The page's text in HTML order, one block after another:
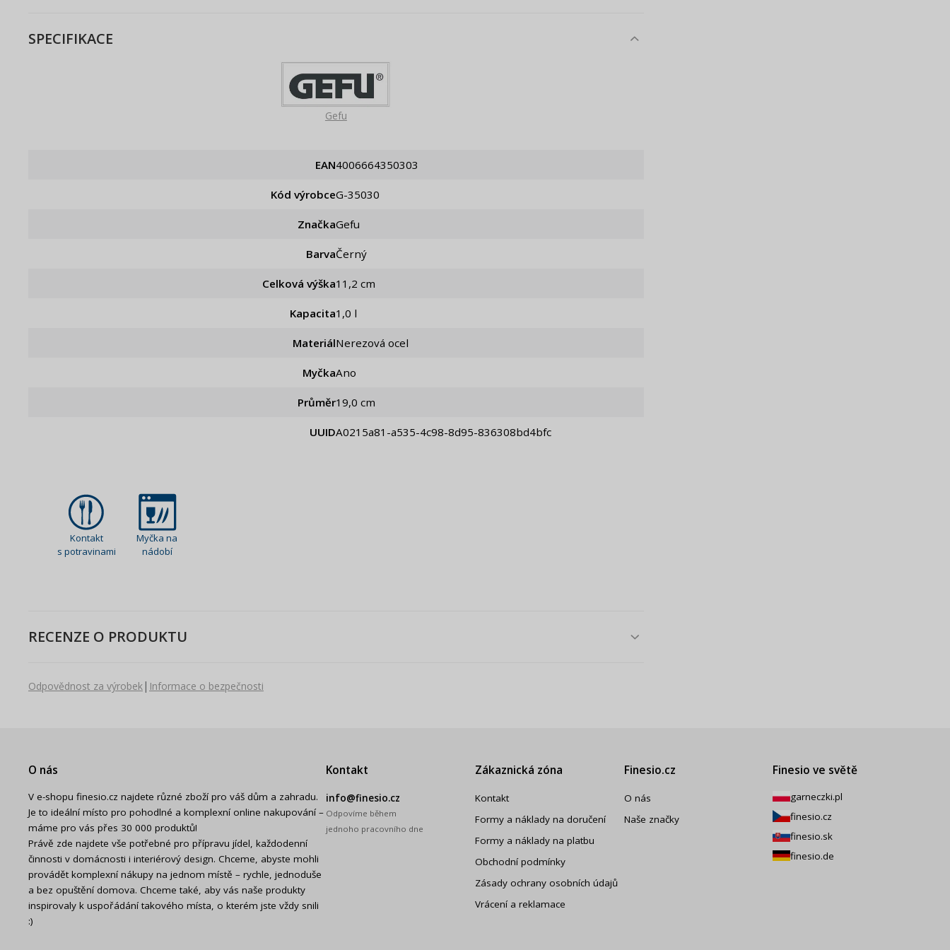
SPECIFIKACE
Gefu
EAN 4006664350303
Kód výrobce g-35030
Značka Gefu
Barva Černý
Celková výška 11,2 cm
Kapacita 1,0 l
Materiál Nerezová ocel
Myčka Ano
Průměr 19,0 cm
UUID a0215a81-a535-4c98-8d95-836308bd4bfc
Kontakt
s potravinami
Myčka na
nádobí
RECENZE O PRODUKTU
Odpovědnost za výrobek| Informace o bezpečnosti
O nás
V e-shopu finesio.cz najdete různé zboží pro váš dům a zahradu.
Je to ideální místo pro pohodlné a komplexní online nakupování –
máme pro vás přes 30 000 produktů!
Právě zde najdete vše potřebné pro přípravu jídel, každodenní
činnosti v domácnosti i interiérový design. Chceme, abyste mohli
provádět komplexní nákupy na jednom místě – rychle, jednoduše
a bez opuštění domova. Chceme také, aby vás naše produkty
inspirovaly k uspořádání takového místa, o kterém jste vždy snili
:)
Kontakt
info@finesio.cz
Odpovíme během
jednoho pracovního dne
Zákaznická zóna
Kontakt
Formy a náklady na doručení
Formy a náklady na platbu
Obchodní podmínky
Zásady ochrany osobních údajů
Vrácení a reklamace
Finesio.cz
O nás
Naše značky
Finesio ve světě
garneczki.pl
finesio.cz
finesio.sk
finesio.de